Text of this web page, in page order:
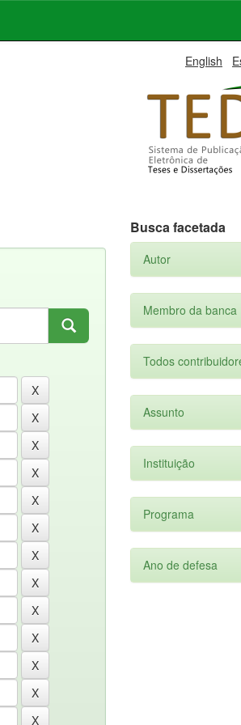
English
Busca facetada
Autor
Membro da banca
Todos
Assunto
Instituição
Programa
Ano de defesa